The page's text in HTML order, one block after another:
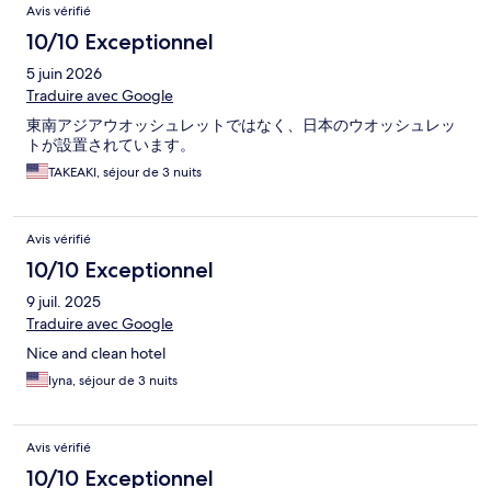
Avis vérifié
10/10 Exceptionnel
5 juin 2026
Traduire avec Google
東南アジアウオッシュレットではなく、日本のウオッシュレッ
トが設置されています。
TAKEAKI, séjour de 3 nuits
Avis vérifié
10/10 Exceptionnel
9 juil. 2025
Traduire avec Google
Nice and clean hotel
lyna, séjour de 3 nuits
Avis vérifié
10/10 Exceptionnel